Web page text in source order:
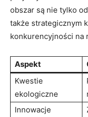
obszar są nie tylko
także strategicznym
konkurencyjności na
Aspekt
Kwestie
ekologiczne
Innowacje